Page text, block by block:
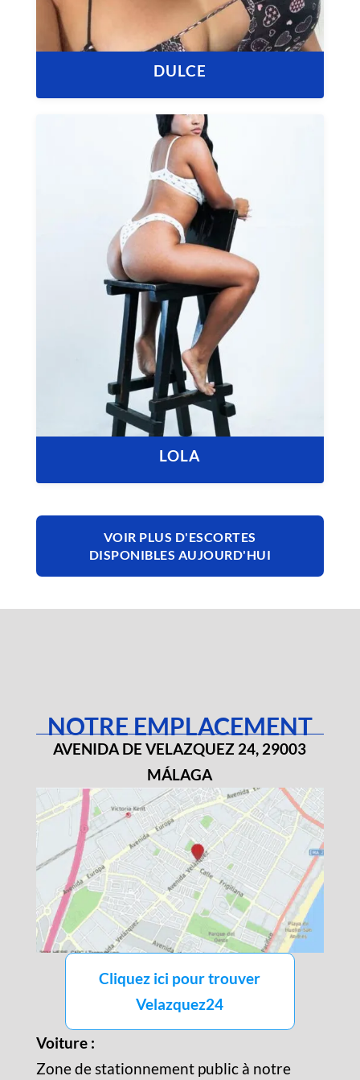
DULCE
LOLA
VOIR PLUS D'ESCORTES
DISPONIBLES AUJOURD'HUI
NOTRE EMPLACEMENT
AVENIDA DE VELAZQUEZ 24, 29003
MÁLAGA
Cliquez ici pour trouver
Velazquez24
Voiture :
Zone de stationnement public à notre